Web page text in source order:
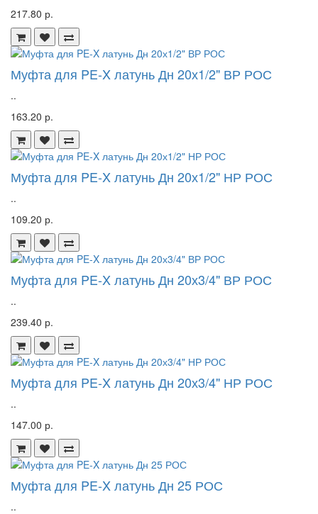
217.80 р.
Муфта для PE-X латунь Дн 20х1/2" ВР РОС
..
163.20 р.
Муфта для PE-X латунь Дн 20х1/2" НР РОС
..
109.20 р.
Муфта для PE-X латунь Дн 20х3/4" ВР РОС
..
239.40 р.
Муфта для PE-X латунь Дн 20х3/4" НР РОС
..
147.00 р.
Муфта для PE-X латунь Дн 25 РОС
..